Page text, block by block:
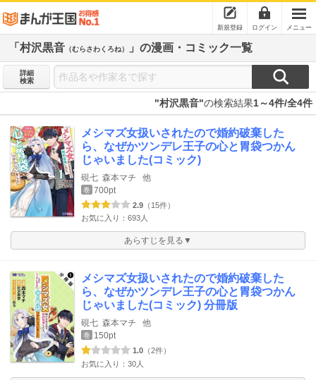
新規登録 ログイン メニュー
「村沢黒音 （むらさわくろね） 」の漫画・コミック一覧
詳細
検索
"村沢黒音"の検索結果1～4件/全4件
メシマズ女扱いされたので婚約破棄した
ら、なぜかツンデレ王子の心と胃袋つかん
じゃいました(コミック)
硯七 森本マチ 他
巻 700pt
2.9 （15件）
お気に入り：693人
あらすじを見る▼
メシマズ女扱いされたので婚約破棄した
ら、なぜかツンデレ王子の心と胃袋つかん
じゃいました(コミック) 分冊版
硯七 森本マチ 他
巻 150pt
1.0 （2件）
お気に入り：30人